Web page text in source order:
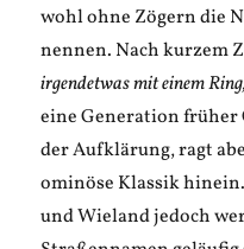
wohl ohne Zögern die
nennen. Nach kurzem
irgendetwas mit einem
eine Generation früher
der Aufklärung, ragt
ominöse Klassik
und Wieland jedoch